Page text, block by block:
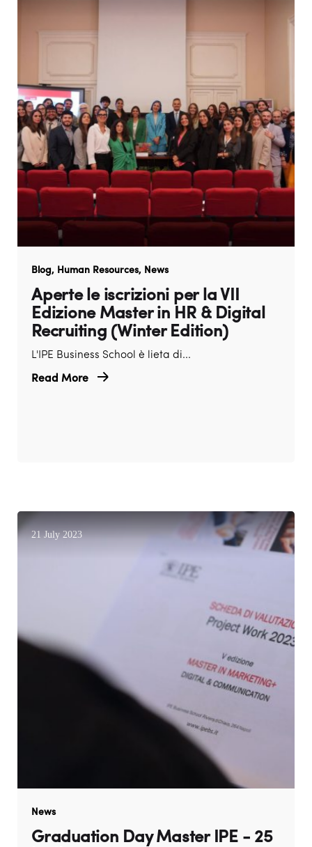
Blog Human Resources News
Aperte le iscrizioni per la VII
Edizione Master in HR & Digital
Recruiting (Winter Edition)
L'IPE Business School è lieta di...
Read More
21 July 2023
News
Graduation Day Master IPE - 25